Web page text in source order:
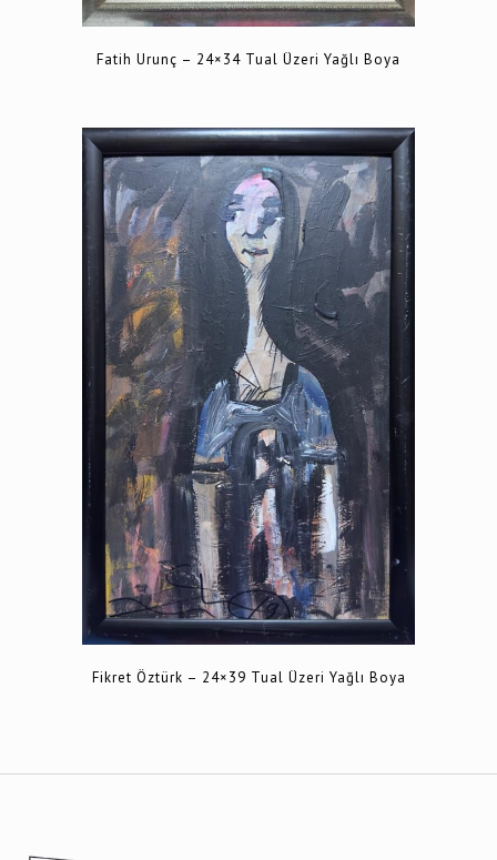
Fatih Urunç – 24×34 Tual Üzeri Yağlı Boya
Fikret Öztürk – 24×39 Tual Üzeri Yağlı Boya